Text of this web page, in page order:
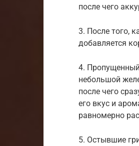
после чего
3. После того,
добавляется
4. Пропущенный
небольшой
после чего
его вкус и
равномерно
5. Остывшие